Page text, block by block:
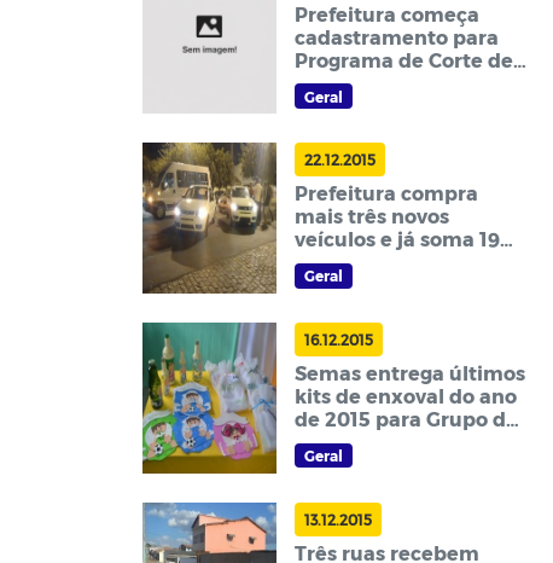
Prefeitura começa
cadastramento para
Programa de Corte de
Terra
Geral
22.12.2015
Prefeitura compra
mais três novos
veículos e já soma 19
adquiridos desde o
início da gestão
Geral
16.12.2015
Semas entrega últimos
kits de enxoval do ano
de 2015 para Grupo de
Gestantes
Geral
13.12.2015
Três ruas recebem